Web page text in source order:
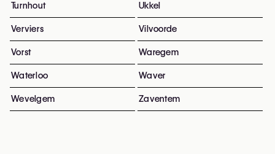
Turnhout Ukkel
Verviers Vilvoorde
Vorst Waregem
Waterloo Waver
Wevelgem Zaventem